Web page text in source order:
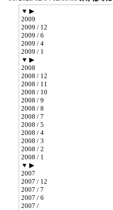
▼ ▶
2009
2009 / 12
2009 / 6
2009 / 4
2009 / 1
▼ ▶
2008
2008 / 12
2008 / 11
2008 / 10
2008 / 9
2008 / 8
2008 / 7
2008 / 5
2008 / 4
2008 / 3
2008 / 2
2008 / 1
▼ ▶
2007
2007 / 12
2007 / 7
2007 / 6
2007 /